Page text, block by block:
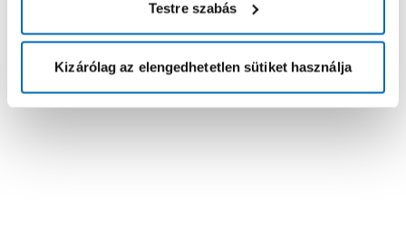
Testre szabás
Kizárólag az elengedhetetlen sütiket használja